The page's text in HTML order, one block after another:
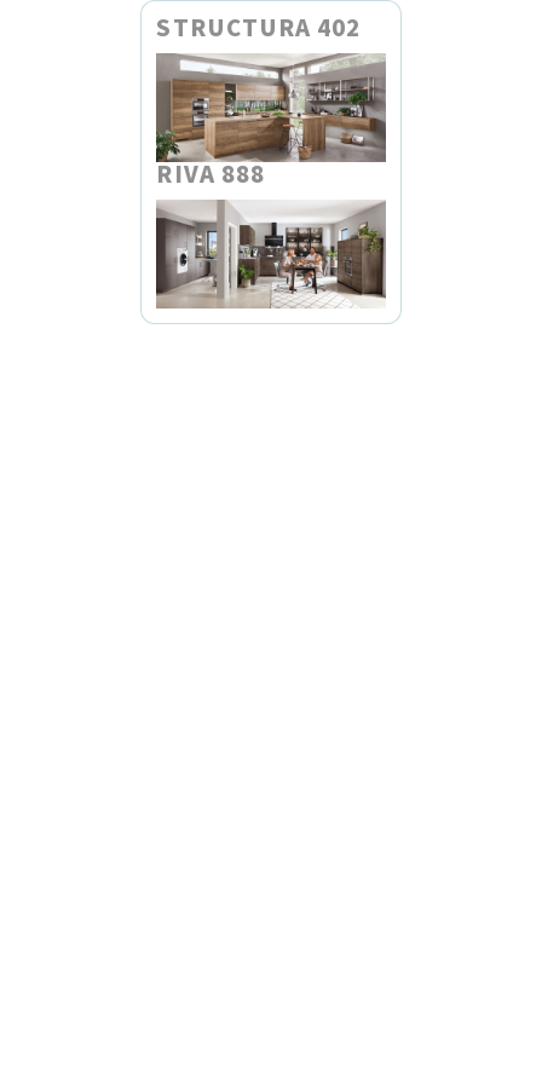
STRUCTURA 402
RIVA 888